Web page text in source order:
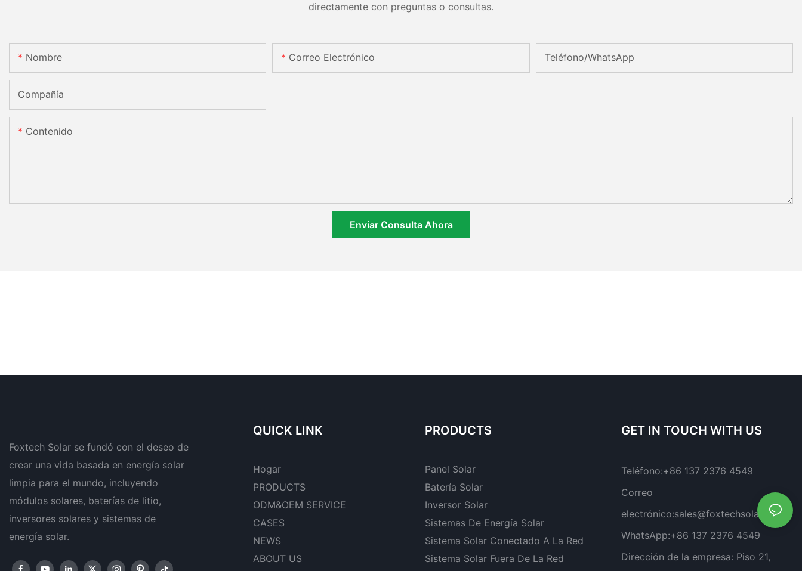
directamente con preguntas o consultas.
Nombre Correo Electrónico Teléfono/WhatsApp
Compañía
Contenido
Enviar Consulta Ahora
Foxtech Solar se fundó con el deseo de
crear una vida basada en energía solar
limpia para el mundo, incluyendo
módulos solares, baterías de litio,
inversores solares y sistemas de
energía solar.
QUICK LINK
Hogar
PRODUCTS
ODM&OEM SERVICE
CASES
NEWS
ABOUT US
PRODUCTS
Panel Solar
Batería Solar
Inversor Solar
Sistemas De Energía Solar
Sistema Solar Conectado A La Red
Sistema Solar Fuera De La Red
GET IN TOUCH WITH US
Teléfono:+86 137 2376 4549
Correo
electrónico:sales@foxtechsolar.com
WhatsApp:+86 137 2376 4549
Dirección de la empresa: Piso 21,